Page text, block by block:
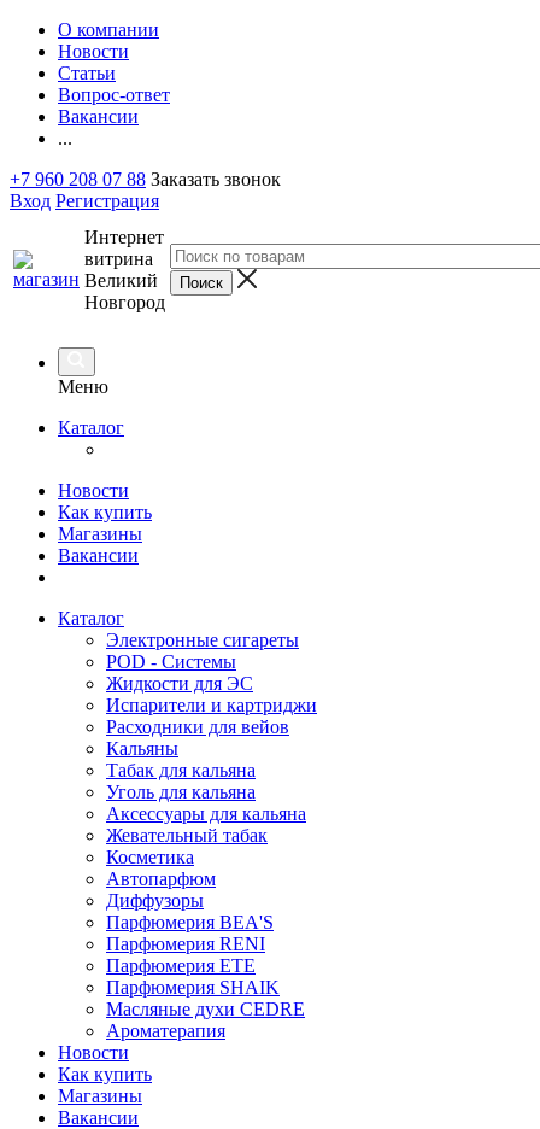
О компании
Новости
Статьи
Вопрос-ответ
Вакансии
...
+7 960 208 07 88 Заказать звонок
Вход Регистрация
Интернет
витрина
Великий
Новгород
Меню
Каталог
Новости
Как купить
Магазины
Вакансии
Каталог
Электронные сигареты
POD - Системы
Жидкости для ЭС
Испарители и картриджи
Расходники для вейов
Кальяны
Табак для кальяна
Уголь для кальяна
Аксессуары для кальяна
Жевательный табак
Косметика
Автопарфюм
Диффузоры
Парфюмерия BEA'S
Парфюмерия RENI
Парфюмерия ETE
Парфюмерия SHAIK
Масляные духи CEDRE
Ароматерапия
Новости
Как купить
Магазины
Вакансии